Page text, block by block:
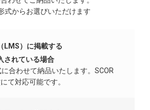
式からお選びいただけます
LMS）に掲載する
されている場合
合わせて納品いたします。SCOR
て対応可能です。